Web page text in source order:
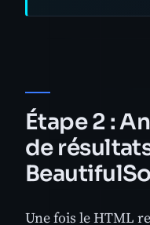
Étape 2 :
de
Une fois le HTML